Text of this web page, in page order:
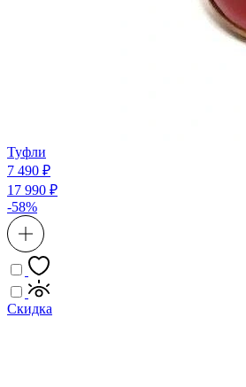
Туфли
7 490 ₽
17 990 ₽
-58%
Скидка